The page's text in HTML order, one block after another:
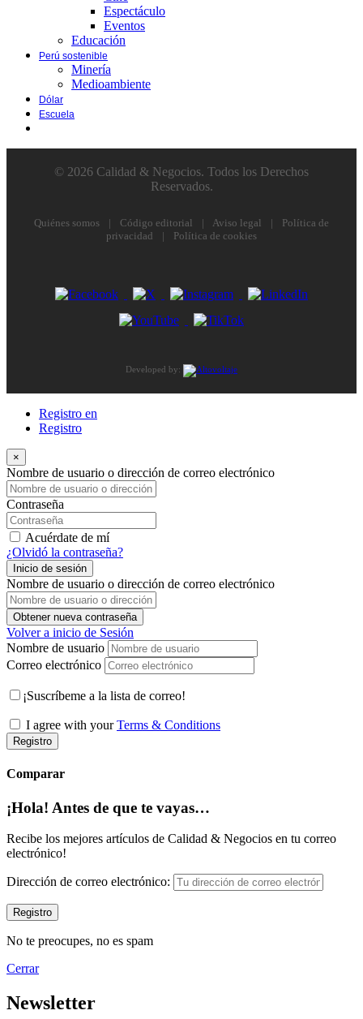
Espectáculo
Eventos
Educación
Perú sostenible
Minería
Medioambiente
Dólar
Escuela
© 2026 Calidad & Negocios. Todos los Derechos
Reservados.
Quiénes somos | Código editorial | Aviso legal |
Política de
privacidad
| Política de cookies
Developed by:
Registro en
Registro
×
Nombre de usuario o dirección de correo electrónico
Contraseña
Acuérdate de mí
¿Olvidó la contraseña?
Inicio de sesión
Nombre de usuario o dirección de correo electrónico
Obtener nueva contraseña
Volver a inicio de Sesión
Nombre de usuario
Correo electrónico
¡Suscríbeme a la lista de correo!
I agree with yourTerms & Conditions
Registro
Comparar
¡Hola! Antes de que te vayas…
Recibe los mejores artículos de Calidad & Negocios en tu correo
electrónico!
Dirección de correo electrónico:
No te preocupes, no es spam
Cerrar
Newsletter